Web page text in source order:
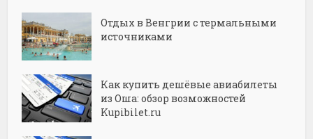
Отдых в Венгрии с термальными
источниками
Как купить дешёвые авиабилеты
из Оша: обзор возможностей
Kupibilet.ru